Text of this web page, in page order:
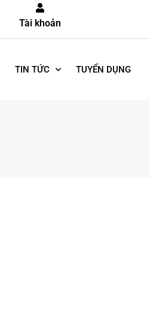
Tài khoản
TIN TỨC TUYỂN DỤNG